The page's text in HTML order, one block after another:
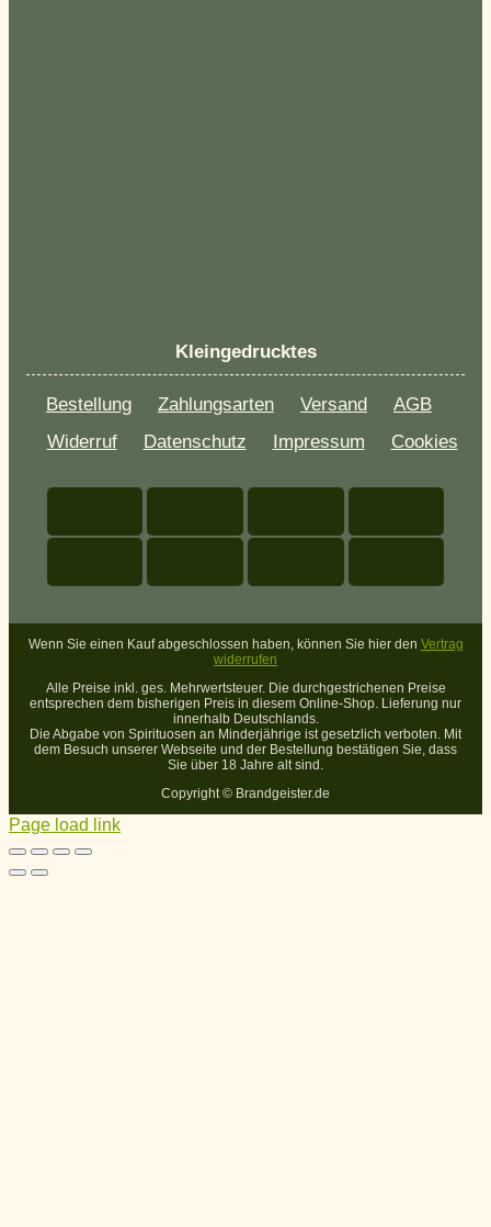
Kleingedrucktes
Bestellung Zahlungsarten Versand
AGB
Widerruf
Datenschutz Impressum Cookies
Wenn Sie einen Kauf abgeschlossen haben, können Sie hier den Vertrag
widerrufen
Alle Preise inkl. ges. Mehrwertsteuer. Die durchgestrichenen Preise
entsprechen dem bisherigen Preis in diesem Online-Shop. Lieferung nur
innerhalb Deutschlands.
Die Abgabe von Spirituosen an Minderjährige ist gesetzlich verboten. Mit
dem Besuch unserer Webseite und der Bestellung bestätigen Sie, dass
Sie über 18 Jahre alt sind.
Copyright © Brandgeister.de
Page load link